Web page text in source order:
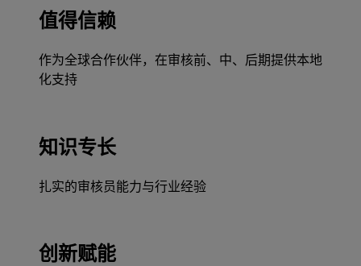
值得信赖
作为全球合作伙伴，在审核前、中、后期提供本地
化支持
知识专长
扎实的审核员能力与行业经验
创新赋能